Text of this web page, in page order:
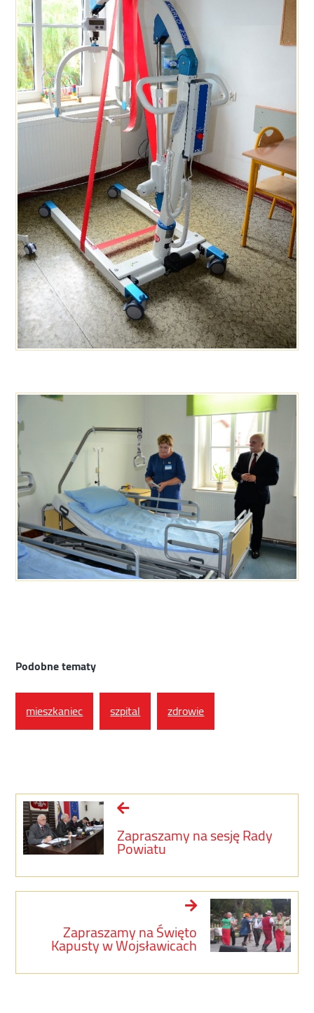
Podobne tematy
mieszkaniec szpital zdrowie
Zapraszamy na sesję Rady
Powiatu
Zapraszamy na Święto
Kapusty w Wojsławicach